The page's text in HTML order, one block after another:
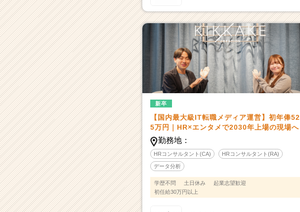
新卒
【国内最大級IT転職メディア運営】初年俸52
5万円｜HR×エンタメで2030年上場の現場へ
勤務地：
HRコンサルタント(CA) HRコンサルタント(RA)
データ分析
学歴不問 土日休み
起業志望歓迎
初任給30万円以上